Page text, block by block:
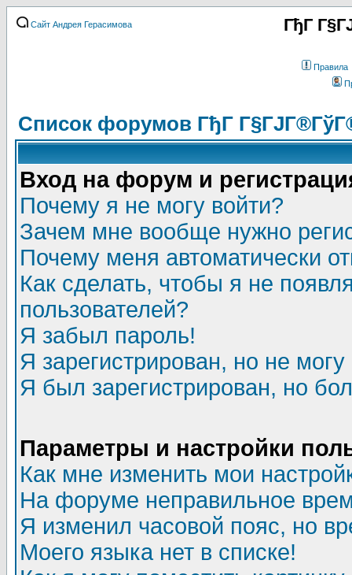
Сайт Андрея Герасимова ГђГ
Правила
Список форумов ГђГ
Вход на форум и
Почему я не могу войти?
Зачем мне вообще нужно
Почему меня автоматически
Как сделать, чтобы я не
пользователей?
Я забыл пароль!
Я зарегистрирован, но не могу
Я был зарегистрирован, но
Параметры и настройки
Как мне изменить мои
На форуме неправильное
Я изменил часовой пояс, но
Моего языка нет в списке!